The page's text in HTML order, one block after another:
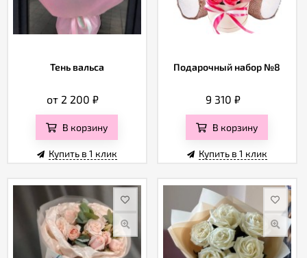
Тень вальса
от 2 200₽
В корзину
Купить в 1 клик
Подарочный набор №8
9 310 ₽
В корзину
Купить в 1 клик